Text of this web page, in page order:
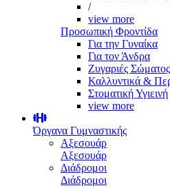
/
view more
Προσωπική Φροντίδα
Για την Γυναίκα
Για τον Άνδρα
Ζυγαριές
Καλλυντικά &
Στοματική Υγιεινή
view more
Όργανα Γυμναστικής
Αξεσουάρ
Αξεσουάρ
Διάδρομοι
Διάδρομοι